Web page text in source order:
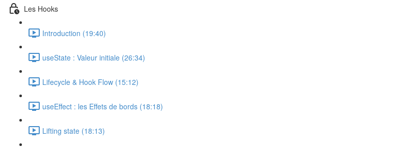
Les Hooks
Introduction (19:40)
useState : Valeur initiale (26:34)
Lifecycle & Hook Flow (15:12)
useEffect : les Effets de bords (18:18)
Lifting state (18:13)